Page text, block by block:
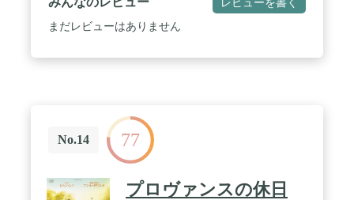
まだレビューはありません
No.14 77
プロヴァンスの休日